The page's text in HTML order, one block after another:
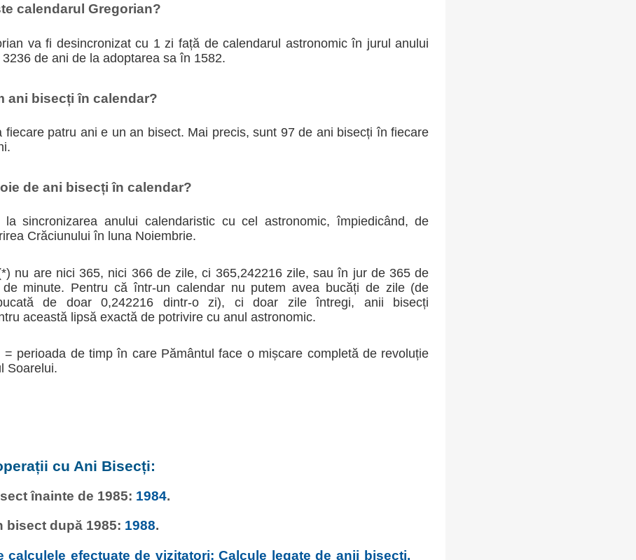
calendarul Gregorian?
va fi desincronizat cu 1 zi față de calendarul astronomic în jurul anului
de ani de la adoptarea sa în 1582.
ani bisecți în calendar?
fiecare patru ani e un an bisect. Mai precis, sunt 97 de ani bisecți în fiecare
de ani bisecți în calendar?
sincronizarea anului calendaristic cu cel astronomic, împiedicând, de
Crăciunului în luna Noiembrie.
nu are nici 365, nici 366 de zile, ci 365,242216 zile, sau în jur de 365 de
minute. Pentru că într-un calendar nu putem avea bucăți de zile (de
de doar 0,242216 dintr-o zi), ci doar zile întregi, anii bisecți
această lipsă exactă de potrivire cu anul astronomic.
= perioada de timp în care Pământul face o mișcare completă de revoluție
Soarelui.
cu Ani Bisecți:
înainte de 1985: 1984.
bisect după 1985: 1988.
calculele efectuate de vizitatori: Calcule legate de anii bisecți.